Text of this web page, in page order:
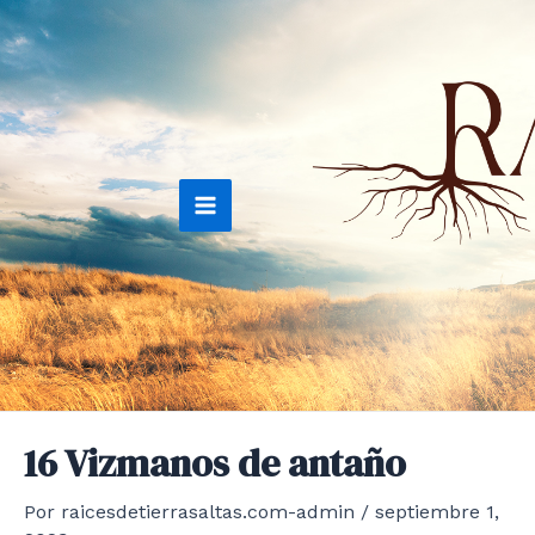
Ir
al
contenido
Main
Menu
16 Vizmanos de antaño
Por raicesdetierrasaltas.com-admin / septiembre 1,